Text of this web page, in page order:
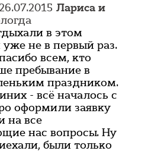
Лариса и
в этом
уже не в первый раз.
всем, кто
пребывание в
праздником.
- всё началось с
оформили заявку
на все
нас вопросы. Ну
были только